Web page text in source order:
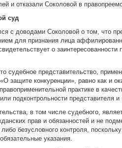
и отказали Соколовой в
суд
с доводами Соколовой о том, что
для признания лица
о
судебное представительство,
защите конкуренции», равно как и
практике в
подконтрольности представителя и
в том числе судебного,
прав и обязанностей и не
либо безусловного контроля,
указания.